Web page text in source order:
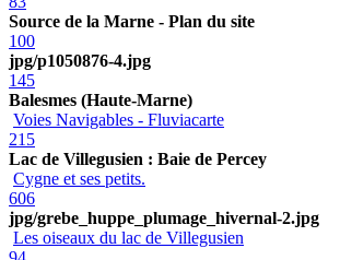
Source de la Marne - Plan du site
100
jpg/p1050876-4.jpg
145
Balesmes (Haute-Marne)
Voies Navigables - Fluviacarte
215
Lac de Villegusien : Baie de Percey
Cygne et ses petits.
606
jpg/grebe_huppe_plumage_hivernal-2.jpg
Les oiseaux du lac de Villegusien